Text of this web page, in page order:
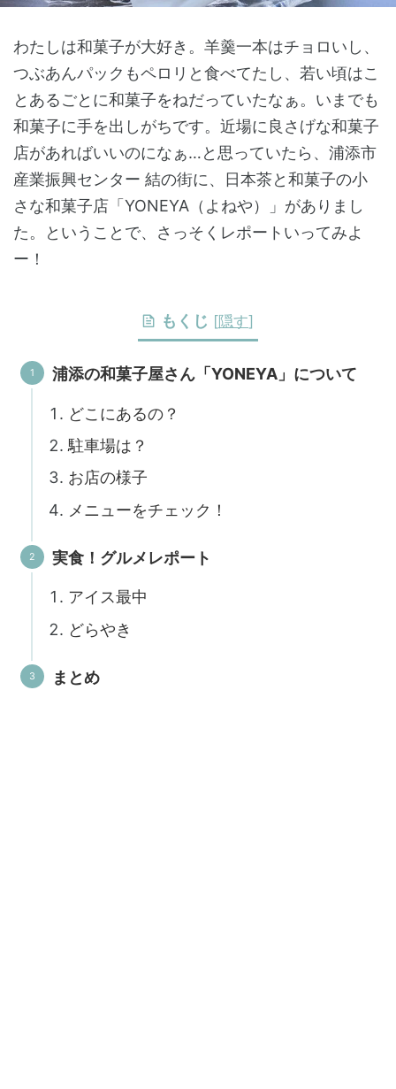
わたしは和菓子が大好き。羊羹一本はチョロいし、
つぶあんパックもペロリと食べてたし、若い頃はこ
とあるごとに和菓子をねだっていたなぁ。いまでも
和菓子に手を出しがちです。近場に良さげな和菓子
店があればいいのになぁ…と思っていたら、浦添市
産業振興センター 結の街に、日本茶と和菓子の小
さな和菓子店「YONEYA（よねや）」がありまし
た。ということで、さっそくレポートいってみよ
ー！
もくじ [隠す]
浦添の和菓子屋さん「YONEYA」について
どこにあるの？
駐車場は？
お店の様子
メニューをチェック！
実食！グルメレポート
アイス最中
どらやき
まとめ